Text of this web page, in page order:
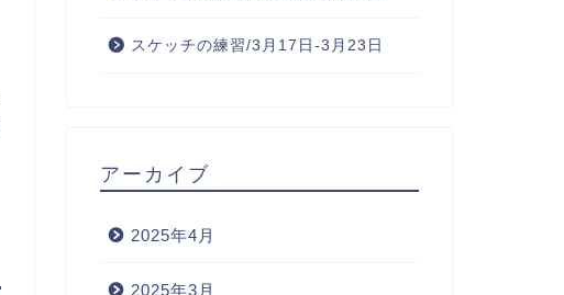
スケッチの練習/3月17日-3月23日
アーカイブ
2025年4月
2025年3月